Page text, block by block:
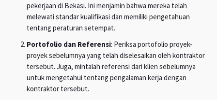
pekerjaan di Bekasi. Ini menjamin bahwa mereka telah
melewati standar kualifikasi dan memiliki pengetahuan
tentang peraturan setempat.
Portofolio dan Referensi: Periksa portofolio proyek-
proyek sebelumnya yang telah diselesaikan oleh kontraktor
tersebut. Juga, mintalah referensi dari klien sebelumnya
untuk mengetahui tentang pengalaman kerja dengan
kontraktor tersebut.